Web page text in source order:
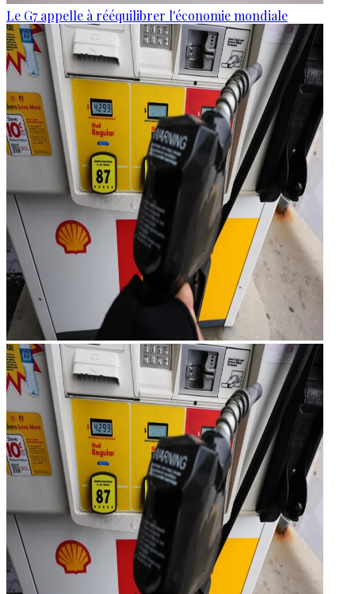
Le G7 appelle à rééquilibrer l'économie mondiale